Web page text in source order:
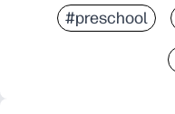
#preschool